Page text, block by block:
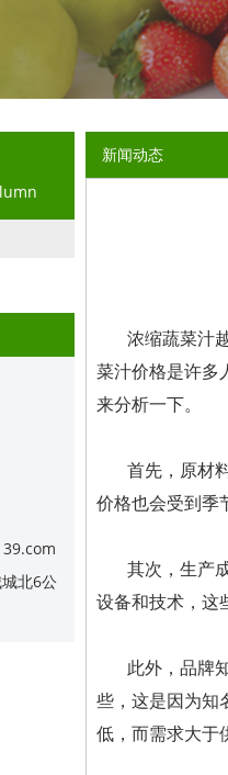
北6公
新闻动态
浓缩蔬菜汁
菜汁价格是许多
来分析一下。
首先，原材
价格也会受到季
其次，生产
设备和技术，这
此外，品牌
些，这是因为知
低，而需求大于